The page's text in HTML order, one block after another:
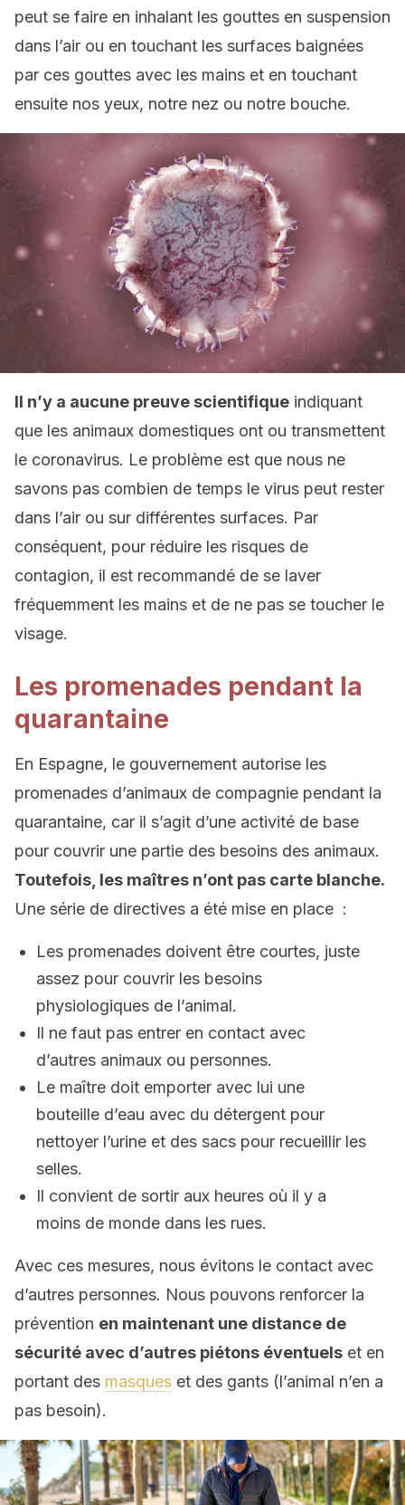
peut se faire en inhalant les gouttes en suspension
dans l’air ou en touchant les surfaces baignées
par ces gouttes avec les mains et en touchant
ensuite nos yeux, notre nez ou notre bouche.
Il n’y a aucune preuve scientifique indiquant
que les animaux domestiques ont ou transmettent
le coronavirus. Le problème est que nous ne
savons pas combien de temps le virus peut rester
dans l’air ou sur différentes surfaces. Par
conséquent, pour réduire les risques de
contagion, il est recommandé de se laver
fréquemment les mains et de ne pas se toucher le
visage.
Les promenades pendant la
quarantaine
En Espagne, le gouvernement autorise les
promenades d’animaux de compagnie pendant la
quarantaine, car il s’agit d’une activité de base
pour couvrir une partie des besoins des animaux.
Toutefois, les maîtres n’ont pas carte blanche.
Une série de directives a été mise en place :
Les promenades doivent être courtes, juste
assez pour couvrir les besoins
physiologiques de l’animal.
Il ne faut pas entrer en contact avec
d’autres animaux ou personnes.
Le maître doit emporter avec lui une
bouteille d’eau avec du détergent pour
nettoyer l’urine et des sacs pour recueillir les
selles.
Il convient de sortir aux heures où il y a
moins de monde dans les rues.
Avec ces mesures, nous évitons le contact avec
d’autres personnes. Nous pouvons renforcer la
prévention en maintenant une distance de
sécurité avec d’autres piétons éventuels et en
portant des masques et des gants (l’animal n’en a
pas besoin).